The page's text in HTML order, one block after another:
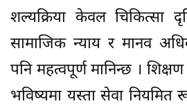
शल्यक्रिया केवल चिकित्सा
सामाजिक न्याय र मानव
पनि महत्वपूर्ण मानिन्छ ।
भविष्यमा यस्ता सेवा नियमित